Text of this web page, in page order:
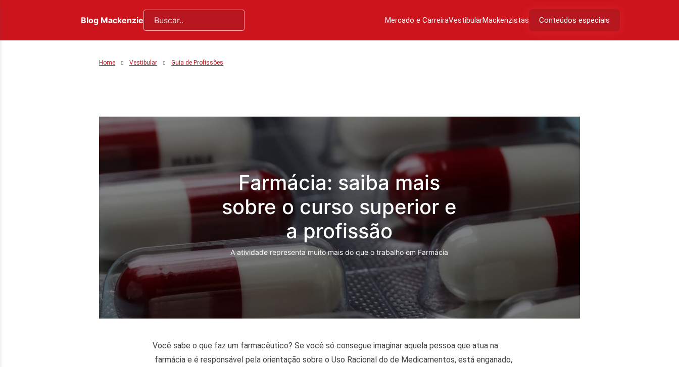
Blog Mackenzie Mercado e CarreiraVestibularMackenzistas Conteúdos especiais
Home Vestibular Guia de Profissões
Farmácia: saiba mais
sobre o curso superior e
a profissão
A atividade representa muito mais do que o trabalho em Farmácia
Você sabe o que faz um farmacêutico? Se você só consegue imaginar aquela pessoa que atua na
farmácia e é responsável pela orientação sobre o Uso Racional do de Medicamentos, está enganado,